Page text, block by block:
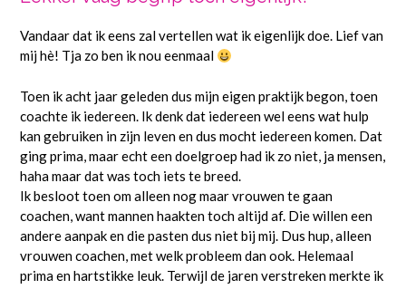
Vandaar dat ik eens zal vertellen wat ik eigenlijk doe. Lief van
mij hè! Tja zo ben ik nou eenmaal
Toen ik acht jaar geleden dus mijn eigen praktijk begon, toen
coachte ik iedereen. Ik denk dat iedereen wel eens wat hulp
kan gebruiken in zijn leven en dus mocht iedereen komen. Dat
ging prima, maar echt een doelgroep had ik zo niet, ja mensen,
haha maar dat was toch iets te breed.
Ik besloot toen om alleen nog maar vrouwen te gaan
coachen, want mannen haakten toch altijd af. Die willen een
andere aanpak en die pasten dus niet bij mij. Dus hup, alleen
vrouwen coachen, met welk probleem dan ook. Helemaal
prima en hartstikke leuk. Terwijl de jaren verstreken merkte ik